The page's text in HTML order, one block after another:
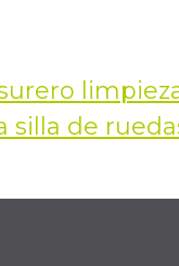
silla de